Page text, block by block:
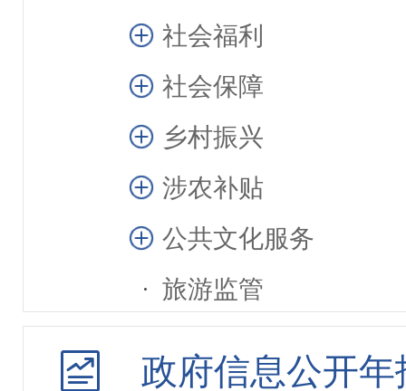
社会福利
社会保障
乡村振兴
涉农补贴
公共文化服务
旅游监管
政府信息公开年